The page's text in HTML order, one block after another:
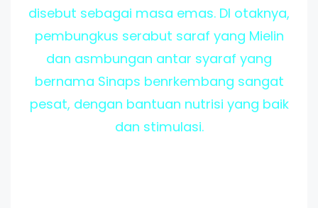
disebut sebagai masa emas. DI otaknya,
pembungkus serabut saraf yang Mielin
dan asmbungan antar syaraf yang
bernama Sinaps benrkembang sangat
pesat, dengan bantuan nutrisi yang baik
dan stimulasi.